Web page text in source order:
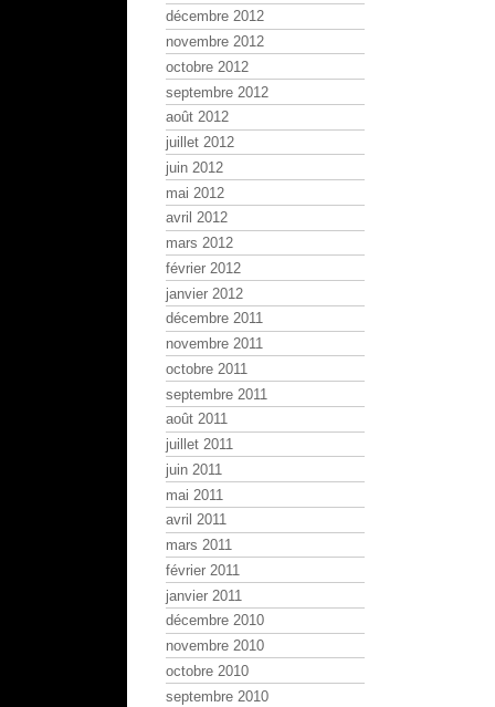
décembre 2012
novembre 2012
octobre 2012
septembre 2012
août 2012
juillet 2012
juin 2012
mai 2012
avril 2012
mars 2012
février 2012
janvier 2012
décembre 2011
novembre 2011
octobre 2011
septembre 2011
août 2011
juillet 2011
juin 2011
mai 2011
avril 2011
mars 2011
février 2011
janvier 2011
décembre 2010
novembre 2010
octobre 2010
septembre 2010